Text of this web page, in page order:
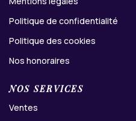
Politique de confidentialité
Politique des cookies
Nos honoraires
NOS SERVICES
Ventes